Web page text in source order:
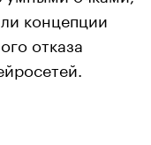
концепции
отказа